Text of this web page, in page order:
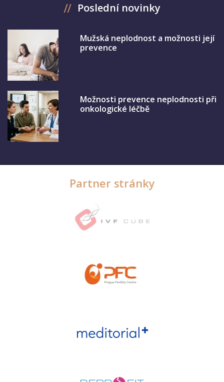
Poslední novinky
Mužská neplodnost a možnosti její
prevence
Možnosti prevence neplodnosti při
onkologické léčbě
Partner stránky